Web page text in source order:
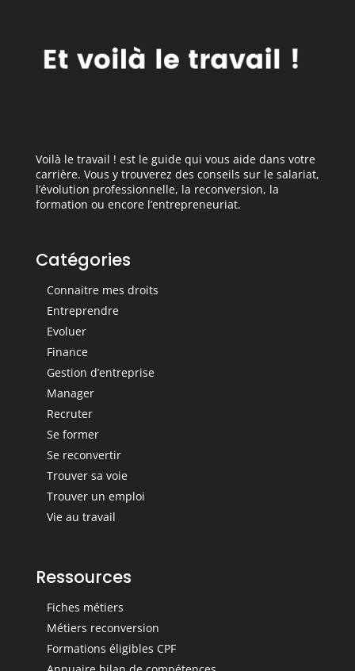
Voilà le travail ! est le guide qui vous aide dans votre
carrière. Vous y trouverez des conseils sur le salariat,
l’évolution professionnelle, la reconversion, la
formation ou encore l’entrepreneuriat.
Catégories
Connaitre mes droits
Entreprendre
Evoluer
Finance
Gestion d’entreprise
Manager
Recruter
Se former
Se reconvertir
Trouver sa voie
Trouver un emploi
Vie au travail
Ressources
Fiches métiers
Métiers reconversion
Formations éligibles CPF